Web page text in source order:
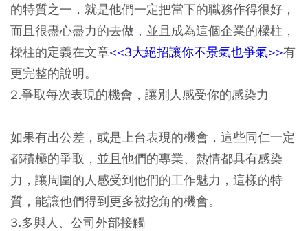
的特質之一，就是他們一定把當下的職務作得很好，
而且很盡心盡力的去做，並且成為這個企業的樑柱，
樑柱的定義在文章<<3大絕招讓你不景氣也爭氣>>有
更完整的說明。
2.爭取每次表現的機會，讓別人感受你的感染力
如果有出公差，或是上台表現的機會，這些同仁一定
都積極的爭取，並且他們的專業、熱情都具有感染
力，讓周圍的人感受到他們的工作魅力，這樣的特
質，能讓他們得到更多被挖角的機會。
3.多與人、公司外部接觸